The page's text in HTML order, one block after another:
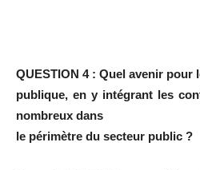
QUESTION 4 : Quel avenir pour
publique, en y intégrant les
nombreux dans
le périmètre du secteur public ?